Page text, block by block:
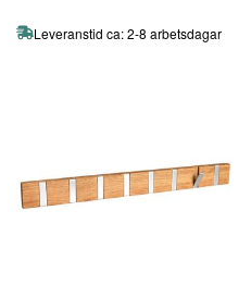
Leveranstid ca: 2-8 arbetsdagar